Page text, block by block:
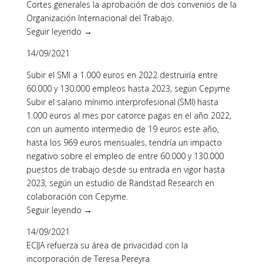
Cortes generales la aprobación de dos convenios de la
Organización Internacional del Trabajo.
Seguir leyendo →
14/09/2021
Subir el SMI a 1.000 euros en 2022 destruiría entre
60.000 y 130.000 empleos hasta 2023, según Cepyme
Subir el salario mínimo interprofesional (SMI) hasta
1.000 euros al mes por catorce pagas en el año 2022,
con un aumento intermedio de 19 euros este año,
hasta los 969 euros mensuales, tendría un impacto
negativo sobre el empleo de entre 60.000 y 130.000
puestos de trabajo desde su entrada en vigor hasta
2023, según un estudio de Randstad Research en
colaboración con Cepyme.
Seguir leyendo →
14/09/2021
ECIJA refuerza su área de privacidad con la
incorporación de Teresa Pereyra